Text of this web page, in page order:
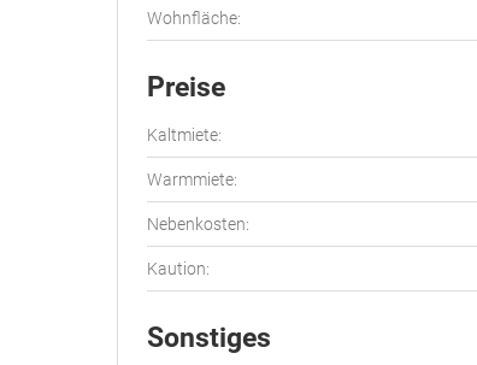
Wohnfläche:
Preise
Kaltmiete:
Warmmiete:
Nebenkosten:
Kaution:
Sonstiges